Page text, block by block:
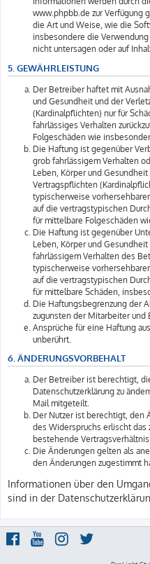
www.phpbb.de zur Verfügung
die Art und Weise, wie die
insbesondere die
nicht untersagen oder auf
5. GEWÄHRLEISTUNG
Der Betreiber haftet mit
und Gesundheit und der
(Kardinalpflichten) nur für
fahrlässiges Verhalten
Folgeschäden wie
Die Haftung ist gegenüber
grob fahrlässigem Verhalten
Leben, Körper und
Vertragspflichten
typischerweise
auf die vertragstypischen
für mittelbare Folgeschäden
Die Haftung ist gegenüber
Leben, Körper und
fahrlässigem Verhalten des
typischerweise
auf die vertragstypischen
für mittelbare Schäden,
Die Haftungsbegrenzung der
zugunsten der Mitarbeiter und
Ansprüche für eine Haftung
unberührt.
6. ÄNDERUNGSVORBEHALT
Der Betreiber ist berechtigt,
Datenschutzerklärung zu
Mail mitgeteilt.
Der Nutzer ist berechtigt, den
des Widerspruchs erlischt
bestehende
Die Änderungen gelten als
den Änderungen zugestimmt
Informationen über den
sind in der